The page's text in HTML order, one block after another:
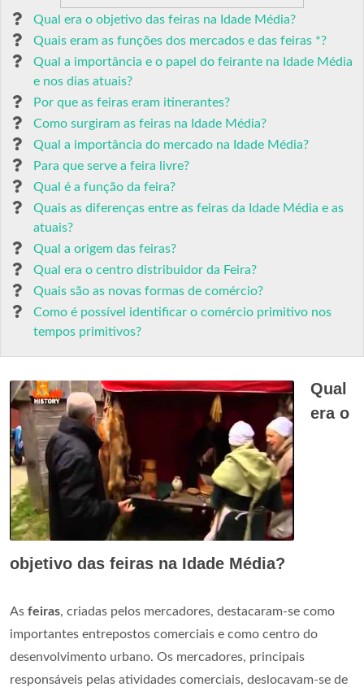
Qual era o objetivo das feiras na Idade Média?
Quais eram as funções dos mercados e das feiras *?
Qual a importância e o papel do feirante na Idade Média
e nos dias atuais?
Por que as feiras eram itinerantes?
Como surgiram as feiras na Idade Média?
Qual a importância do mercado na Idade Média?
Para que serve a feira livre?
Qual é a função da feira?
Quais as diferenças entre as feiras da Idade Média e as
atuais?
Qual a origem das feiras?
Qual era o centro distribuidor da Feira?
Quais são as novas formas de comércio?
Como é possível identificar o comércio primitivo nos
tempos primitivos?
Qual
era o
objetivo das feiras na Idade Média?
As feiras, criadas pelos mercadores, destacaram-se como
importantes entrepostos comerciais e como centro do
desenvolvimento urbano. Os mercadores, principais
responsáveis pelas atividades comerciais, deslocavam-se de